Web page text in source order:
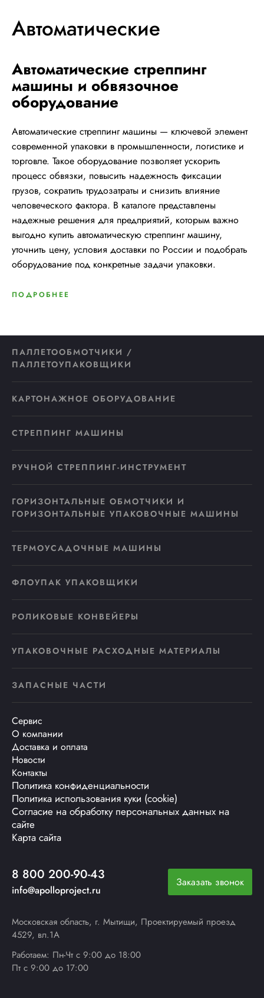
Автоматические
Автоматические стреппинг
машины и обвязочное
оборудование
Автоматические стреппинг машины — ключевой элемент
современной упаковки в промышленности, логистике и
торговле. Такое оборудование позволяет ускорить
процесс обвязки, повысить надежность фиксации
грузов, сократить трудозатраты и снизить влияние
человеческого фактора. В каталоге представлены
надежные решения для предприятий, которым важно
выгодно купить автоматическую стреппинг машину,
уточнить цену, условия доставки по России и подобрать
оборудование под конкретные задачи упаковки.
ПОДРОБНЕЕ
ПАЛЛЕТООБМОТЧИКИ /
ПАЛЛЕТОУПАКОВЩИКИ
КАРТОНАЖНОЕ ОБОРУДОВАНИЕ
СТРЕППИНГ МАШИНЫ
РУЧНОЙ СТРЕППИНГ-ИНСТРУМЕНТ
ГОРИЗОНТАЛЬНЫЕ ОБМОТЧИКИ И
ГОРИЗОНТАЛЬНЫЕ УПАКОВОЧНЫЕ МАШИНЫ
ТЕРМОУСАДОЧНЫЕ МАШИНЫ
ФЛОУПАК УПАКОВЩИКИ
РОЛИКОВЫЕ КОНВЕЙЕРЫ
УПАКОВОЧНЫЕ РАСХОДНЫЕ МАТЕРИАЛЫ
ЗАПАСНЫЕ ЧАСТИ
Сервис
О компании
Доставка и оплата
Новости
Контакты
Политика конфиденциальности
Политика использования куки (cookie)
Согласие на обработку персональных данных на
сайте
Карта сайта
8 800 200-90-43
info@apolloproject.ru
Заказать звонок
Московская область, г. Мытищи, Проектируемый проезд
4529, вл.1А
Работаем: Пн-Чт с 9:00 до 18:00
Пт с 9:00 до 17:00